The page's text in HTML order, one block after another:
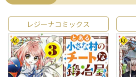
レジーナコミックス